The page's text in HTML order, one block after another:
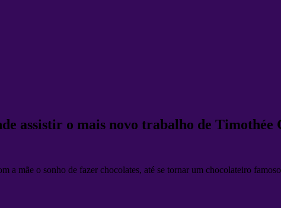
assistir o mais novo trabalho de Timothée
a mãe o sonho de fazer chocolates, até se tornar um chocolateiro